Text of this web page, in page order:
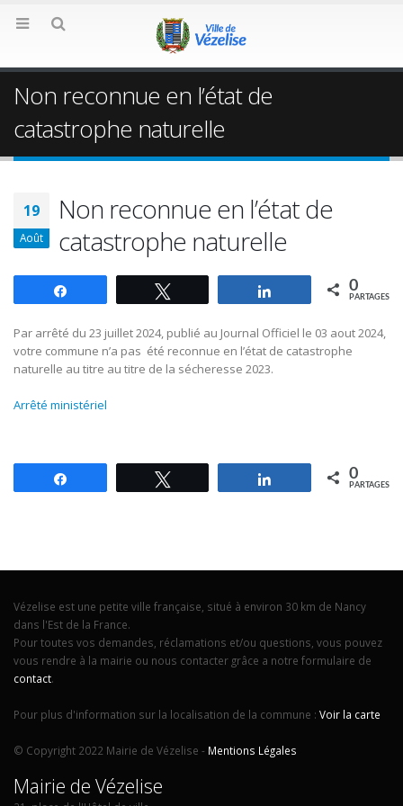
Non reconnue en l’état de
catastrophe naturelle
19
Août
Non reconnue en l’état de
catastrophe naturelle
Partagez 0
PARTAGES
Par arrêté du 23 juillet 2024, publié au Journal Officiel le 03 aout 2024,
votre commune n’a pas été reconnue en l’état de catastrophe
naturelle au titre au titre de la sécheresse 2023.
Arrêté ministériel
Partagez 0
PARTAGES
Vézelise est une petite ville française, situé à environ 30 km de Nancy
dans l'Est de la France.
Pour toutes vos demandes, réclamations et/ou questions, vous pouvez
vous rendre à la mairie ou nous contacter grâce a notre formulaire de
contact.
Pour plus d'information sur la localisation de la commune : Voir la carte
© Copyright 2022 Mairie de Vézelise - Mentions Légales
Mairie de Vézelise